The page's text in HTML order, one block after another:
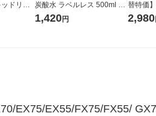
ッドリリ
替え 超
炭酸水 ラベルレス 500ml 1
箱（24本入）
1,420円
替特価
し 無洗
2,980
EX75/EX55/FX75/FX55/